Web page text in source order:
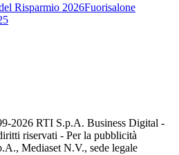
Risparmio 2026Fuorisalone
2026 RTI S.p.A. Business Digital -
riservati - Per la pubblicità
Mediaset N.V., sede legale